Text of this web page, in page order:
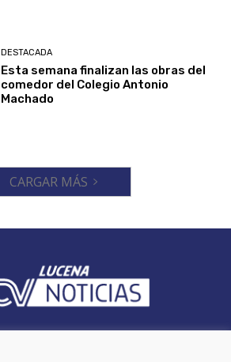
DESTACADA
Esta semana finalizan las obras del
comedor del Colegio Antonio
Machado
CARGAR MÁS